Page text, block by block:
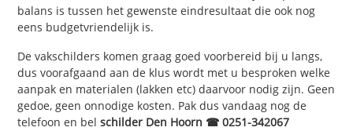
balans is tussen het gewenste eindresultaat die ook nog
eens budgetvriendelijk is.
De vakschilders komen graag goed voorbereid bij u langs,
dus voorafgaand aan de klus wordt met u besproken welke
aanpak en materialen (lakken etc) daarvoor nodig zijn. Geen
gedoe, geen onnodige kosten. Pak dus vandaag nog de
telefoon en belschilder Den Hoorn ☎ 0251-342067